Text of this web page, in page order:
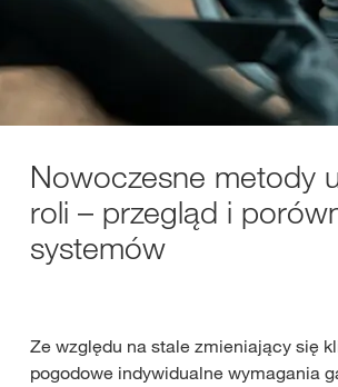
Nowoczesne metody
roli – przegląd i
systemów
Ze względu na stale zmieniający się
pogodowe indywidualne wymagania